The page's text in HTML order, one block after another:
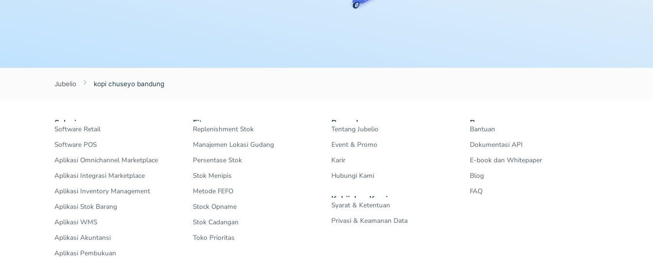
Jubelio kopi chuseyo bandung
Solusi
Software Retail
Software POS
Aplikasi Omnichannel Marketplace
Aplikasi Integrasi Marketplace
Aplikasi Inventory Management
Aplikasi Stok Barang
Aplikasi WMS
Aplikasi Akuntansi
Aplikasi Pembukuan
Fitur
Replenishment Stok
Manajemen Lokasi Gudang
Persentase Stok
Stok Menipis
Metode FEFO
Stock Opname
Stok Cadangan
Toko Prioritas
Perusahaan
Tentang Jubelio
Event & Promo
Karir
Hubungi Kami
Kebijakan Kami
Syarat & Ketentuan
Privasi & Keamanan Data
Resources
Bantuan
Dokumentasi API
E-book dan Whitepaper
Blog
FAQ